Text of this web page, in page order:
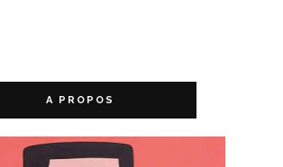
A PROPOS